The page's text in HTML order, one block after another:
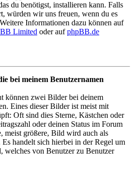
du benötigst, installieren kann. Falls
würden wir uns freuen, wenn du es
Informationen dazu können auf
Limited oder aufphpBB.de
bei meinem Benutzernamen
können zwei Bilder bei deinem
Eines dieser Bilder ist meist mit
Oft sind dies Sterne, Kästchen oder
oder deinen Status im Forum
meist größere, Bild wird auch als
Es handelt sich hierbei in der Regel um
welches von Benutzer zu Benutzer